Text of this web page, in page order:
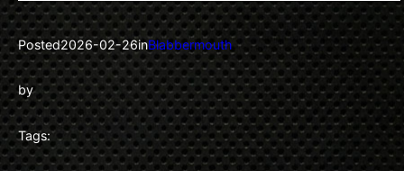
Posted2026-02-26inBlabbermouth
by
Tags: